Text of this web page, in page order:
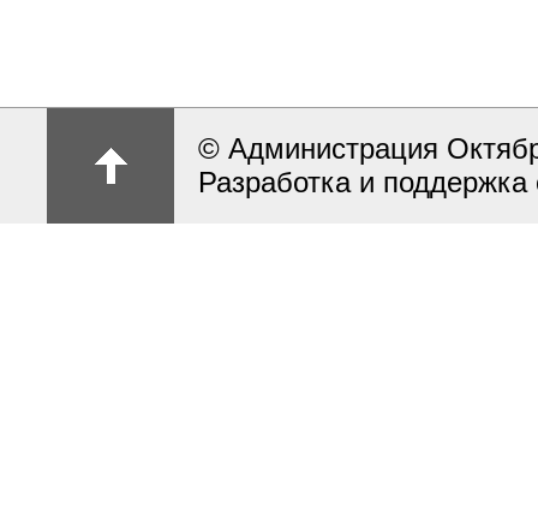
© Администрация
Разработка и поддержка